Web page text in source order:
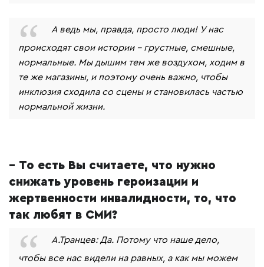
А ведь мы, правда, просто люди! У нас
происходят свои истории - грустные, смешные,
нормальные. Мы дышим тем же воздухом, ходим в
те же магазины, и поэтому очень важно, чтобы
инклюзия сходила со сцены и становилась частью
нормальной жизни.
– То есть Вы считаете, что нужно
снижать уровень героизации и
жертвенности инвалидности, то, что
так любят в СМИ?
А.Транцев: Да. Потому что наше дело,
чтобы все нас видели на равных, а как мы можем